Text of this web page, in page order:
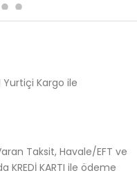
Yurtiçi Kargo ile
Taksit, Havale/EFT ve
KREDİ KARTI ile ödeme